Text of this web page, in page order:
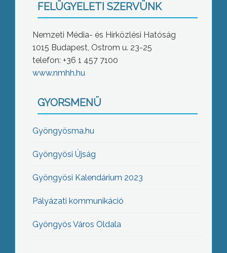
FELÜGYELETI SZERVÜNK
Nemzeti Média- és Hírközlési Hatóság
1015 Budapest, Ostrom u. 23-25
telefon: +36 1 457 7100
www.nmhh.hu
GYORSMENÜ
Gyöngyösma.hu
Gyöngyösi Újság
Gyöngyösi Kalendárium 2023
Pályázati kommunikáció
Gyöngyös Város Oldala